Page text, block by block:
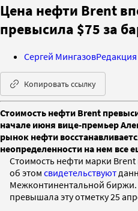
Цена нефти Brent
превысила $75 за
Сергей Мингазов
Копировать ссылку
Стоимость нефти Brent
начале июня вице-премьер
рынок нефти
неопределенности на нем все
Стоимость нефти марки
об этом свидетельствуют
Межконтинентальной
превышала эту отметку 25